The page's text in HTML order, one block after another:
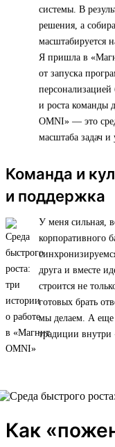
системы. В
решения, а
масштабируется
Я пришла в
от запуска
и роста команды
OMNI» — это
масштаба задач и
Команда и
и поддержка
У меня сильная,
корпоративного
друга и вместе
строится не
готовых брать
мы делаем. А еще
традиции
Как